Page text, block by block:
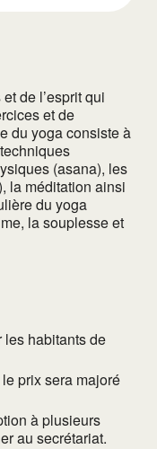
de l’esprit qui
et de
du yoga consiste à
(asana), les
la méditation ainsi
du yoga
la souplesse et
les habitants de
prix sera majoré
à plusieurs
au secrétariat.